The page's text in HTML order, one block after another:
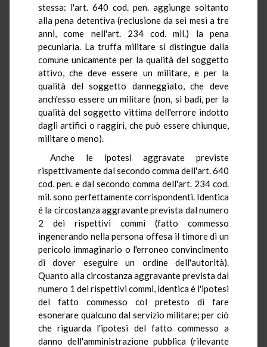
stessa: l'art. 640 cod. pen. aggiunge soltanto
alla pena detentiva (reclusione da sei mesi a tre
anni, come nell'art. 234 cod. mil.) la pena
pecuniaria. La truffa militare si distingue dalla
comune unicamente per la qualità del soggetto
attivo, che deve essere un militare, e per la
qualità del soggetto danneggiato, che deve
anch'esso essere un militare (non, si badi, per la
qualità del soggetto vittima dell'errore indotto
dagli artifici o raggiri, che può essere chiunque,
militare o meno).
Anche le ipotesi aggravate previste
rispettivamente dal secondo comma dell'art. 640
cod. pen. e dal secondo comma dell'art. 234 cod.
mil. sono perfettamente corrispondenti. Identica
é la circostanza aggravante prevista dal numero
2 dei rispettivi commi (fatto commesso
ingenerando nella persona offesa il timore di un
pericolo immaginario o l'erroneo convincimento
di dover eseguire un ordine dell'autorità).
Quanto alla circostanza aggravante prevista dal
numero 1 dei rispettivi commi, identica é l'ipotesi
del fatto commesso col pretesto di fare
esonerare qualcuno dal servizio militare; per ciò
che riguarda l'ipotesi del fatto commesso a
danno dell'amministrazione pubblica (rilevante